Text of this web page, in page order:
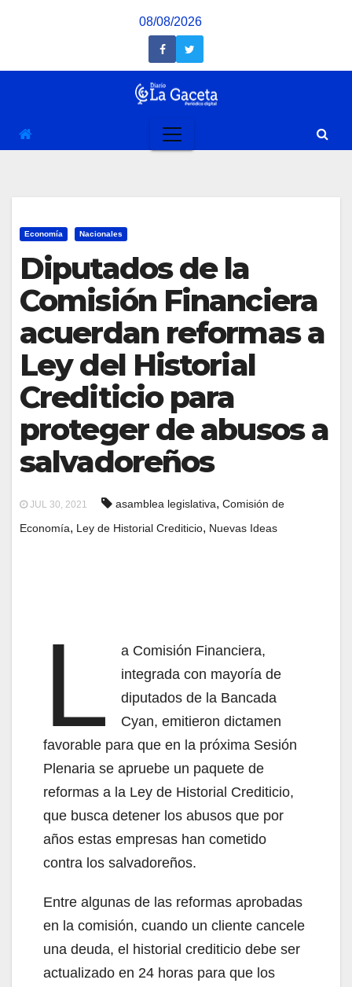
08/08/2026
Economía Nacionales
Diputados de la
Comisión Financiera
acuerdan reformas a
Ley del Historial
Crediticio para
proteger de abusos a
salvadoreños
JUL 30, 2021 asamblea legislativa, Comisión de
Economía, Ley de Historial Crediticio, Nuevas Ideas
L
a Comisión Financiera,
integrada con mayoría de
diputados de la Bancada
Cyan, emitieron dictamen
favorable para que en la próxima Sesión
Plenaria se apruebe un paquete de
reformas a la Ley de Historial Crediticio,
que busca detener los abusos que por
años estas empresas han cometido
contra los salvadoreños.
Entre algunas de las reformas aprobadas
en la comisión, cuando un cliente cancele
una deuda, el historial crediticio debe ser
actualizado en 24 horas para que los